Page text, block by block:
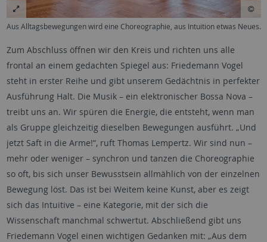
Aus Alltagsbewegungen wird eine Choreographie, aus Intuition etwas Neues.
Zum Abschluss öffnen wir den Kreis und richten uns alle
frontal an einem gedachten Spiegel aus: Friedemann Vogel
steht in erster Reihe und gibt unserem Gedächtnis in perfekter
Ausführung Halt. Die Musik – ein elektronischer Bossa Nova –
treibt uns an. Wir spüren die Energie, die entsteht, wenn man
als Gruppe gleichzeitig dieselben Bewegungen ausführt. „Und
jetzt Saft in die Arme!“, ruft Thomas Lempertz. Wir sind nun –
mehr oder weniger – synchron und tanzen die Choreographie
so oft, bis sich unser Bewusstsein allmählich von der einzelnen
Bewegung löst. Das ist bei Weitem keine Kunst, aber es zeigt
sich das Intuitive – eine Kategorie, mit der sich die
Wissenschaft manchmal schwertut. Abschließend gibt uns
Friedemann Vogel einen wichtigen Gedanken mit: „Aus dem